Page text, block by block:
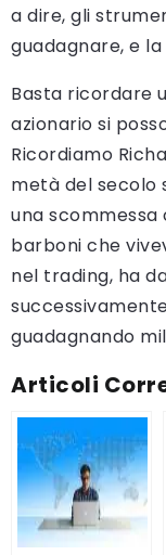
a dire, gli
guadagnare, e
Basta ricordare
azionario si
Ricordiamo
metà del secolo
una scommessa
barboni che
nel trading, ha
guadagnando
Articoli